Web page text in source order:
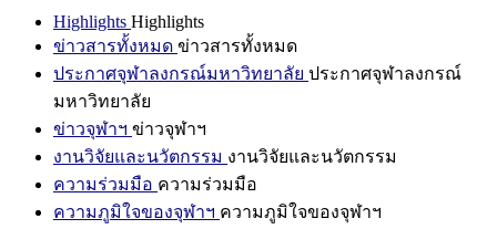
Highlights Highlights
ข่าวสารทั้งหมด ข่าวสารทั้งหมด
ประกาศจุฬาลงกรณ์มหาวิทยาลัย ประกาศจุฬาลงกรณ์
มหาวิทยาลัย
ข่าวจุฬาฯ ข่าวจุฬาฯ
งานวิจัยและนวัตกรรม งานวิจัยและนวัตกรรม
ความร่วมมือ ความร่วมมือ
ความภูมิใจของจุฬาฯ ความภูมิใจของจุฬาฯ